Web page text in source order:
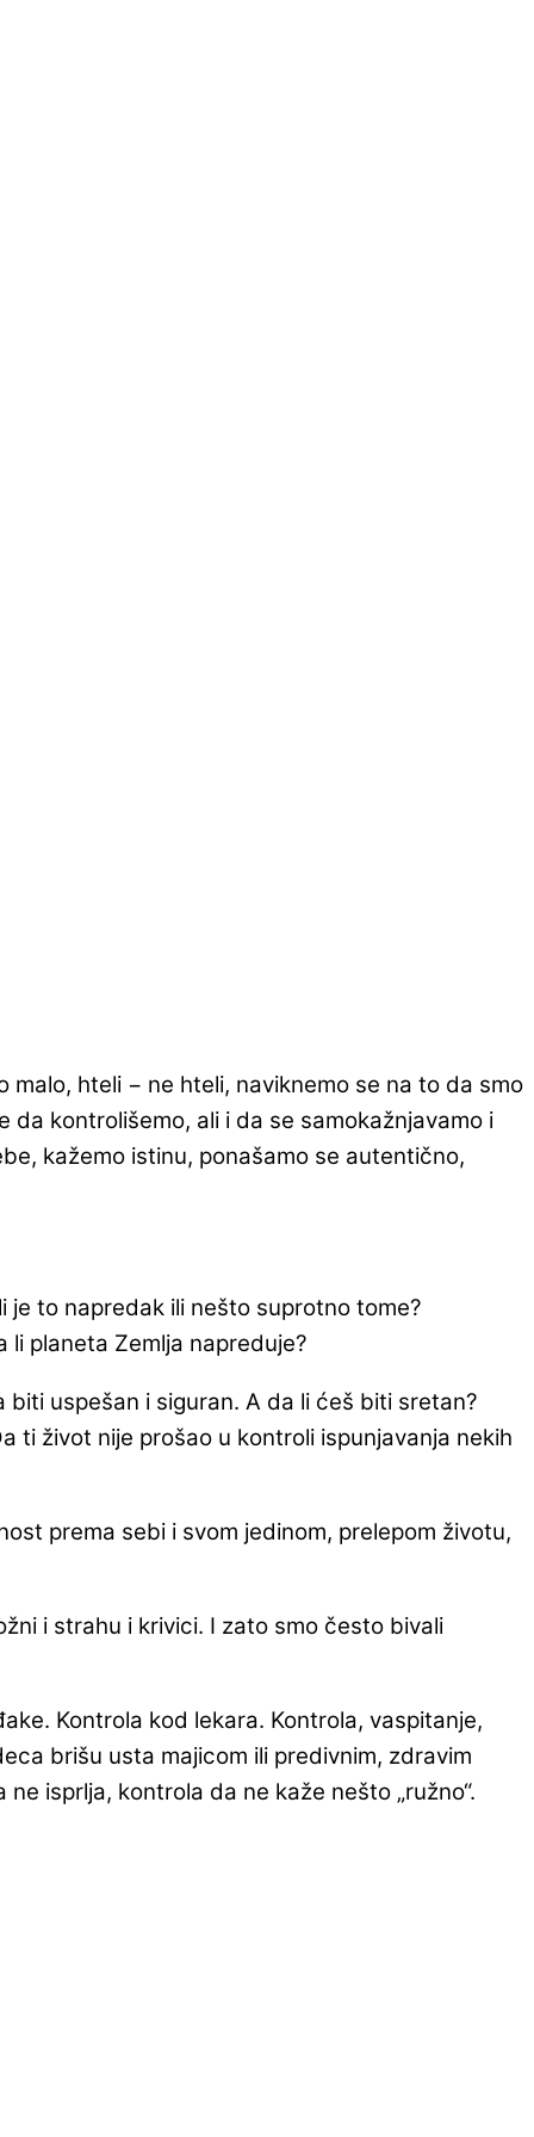
malo, hteli − ne hteli, naviknemo se na to da smo
kontrolišemo, ali i da se samokažnjavamo i
kažemo istinu, ponašamo se autentično,
je to napredak ili nešto suprotno tome?
li planeta Zemlja napreduje?
uspešan i siguran. A da li ćeš biti sretan?
ti život nije prošao u kontroli ispunjavanja nekih
prema sebi i svom jedinom, prelepom životu,
i strahu i krivici. I zato smo često bivali
Kontrola kod lekara. Kontrola, vaspitanje,
brišu usta majicom ili predivnim, zdravim
isprlja, kontrola da ne kaže nešto „ružno“.